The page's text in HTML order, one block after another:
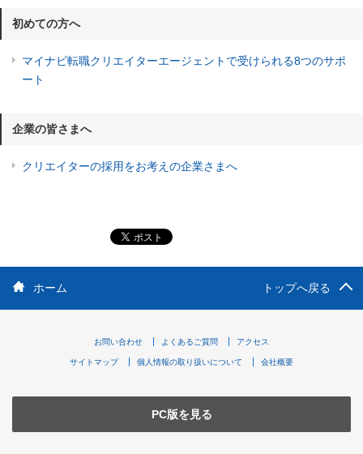
初めての方へ
マイナビ転職クリエイターエージェントで受けられる8つのサポ
ート
企業の皆さまへ
クリエイターの採用をお考えの企業さまへ
ホーム トップへ戻る
お問い合わせ よくあるご質問 アクセス
サイトマップ 個人情報の取り扱いについて 会社概要
PC版を見る